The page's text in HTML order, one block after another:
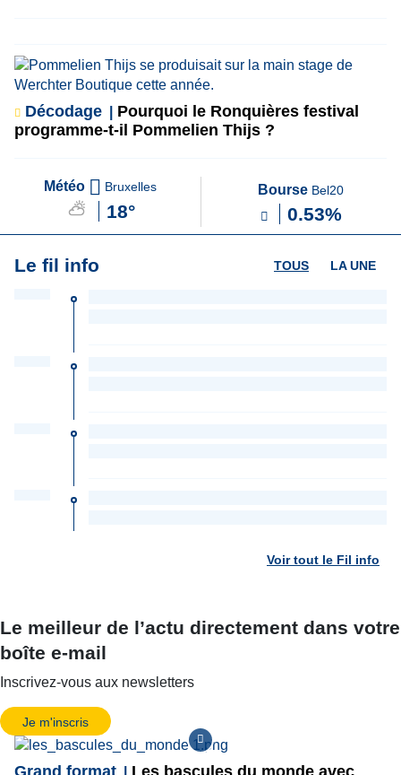
Décodage
Pourquoi le Ronquières festival
programme-t-il Pommelien Thijs ?
Météo Bruxelles
18°
Bourse Bel20
0.53%
Le fil info LA UNE
TOUS
Voir tout le Fil info
Le meilleur de l’actu directement dans votre
boîte e-mail
Inscrivez-vous aux newsletters
Je m'inscris
Grand format
Les bascules du monde avec